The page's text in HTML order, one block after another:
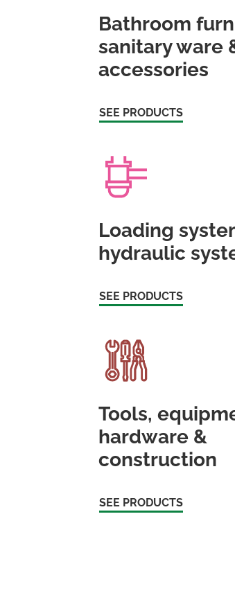
Bathroom
sanitary ware
accessories
SEE PRODUCTS
Loading
hydraulic
SEE PRODUCTS
Tools,
hardware &
construction
SEE PRODUCTS